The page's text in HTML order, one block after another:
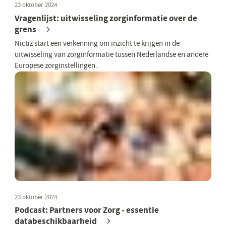
23 oktober 2024
Vragenlijst: uitwisseling zorginformatie over de
grens
Nictiz start een verkenning om inzicht te krijgen in de
uitwisseling van zorginformatie tussen Nederlandse en andere
Europese zorginstellingen.
23 oktober 2024
Podcast: Partners voor Zorg - essentie
databeschikbaarheid